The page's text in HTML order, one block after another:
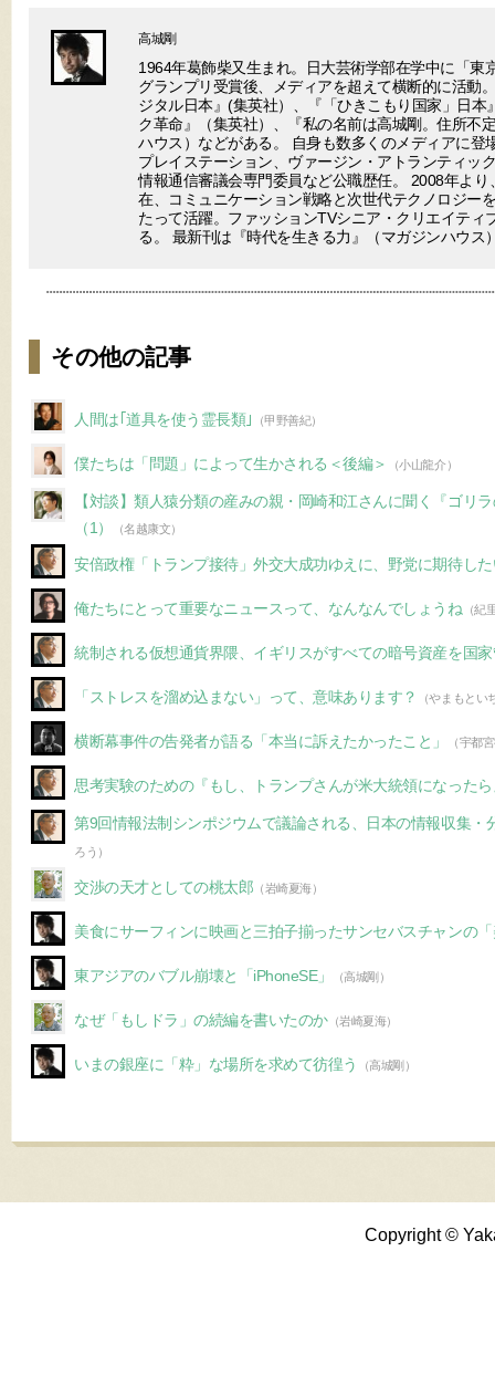
高城剛
1964年葛飾柴又生まれ。日大芸術学部在学中に「東
グランプリ受賞後、メディアを超えて横断的に活
ジタル日本』(集英社）、『「ひきこもり国家」日本
ク革命』（集英社）、『私の名前は高城剛。住所不
ハウス）などがある。 自身も数多くのメディアに登
プレイステーション、ヴァージン・アトランティッ
情報通信審議会専門委員など公職歴任。 2008年よ
在、コミュニケーション戦略と次世代テクノロジー
たって活躍。ファッションTVシニア・クリエイティ
る。 最新刊は『時代を生きる力』（マガジンハウス
その他の記事
人間は｢道具を使う霊長類｣ （甲野善紀）
僕たちは「問題」によって生かされる＜後編＞ （小山龍介）
【対談】類人猿分類の産みの親・岡崎和江さんに聞く『ゴリ
（1）
（名越康文）
安倍政権「トランプ接待」外交大成功ゆえに、野党に期待し
俺たちにとって重要なニュースって、なんなんでしょうね （紀
統制される仮想通貨界隈、イギリスがすべての暗号資産を国
「ストレスを溜め込まない」って、意味あります？ （やまもとい
横断幕事件の告発者が語る「本当に訴えたかったこと」 （宇都
思考実験のための『もし、トランプさんが米大統領になった
第9回情報法制シンポジウムで議論される、日本の情報収集・
ろう）
交渉の天才としての桃太郎 （岩崎夏海）
美食にサーフィンに映画と三拍子揃ったサンセバスチャンの
東アジアのバブル崩壊と「iPhoneSE」 （高城剛）
なぜ「もしドラ」の続編を書いたのか（岩崎夏海）
いまの銀座に「粋」な場所を求めて彷徨う （高城剛）
Copyright ©